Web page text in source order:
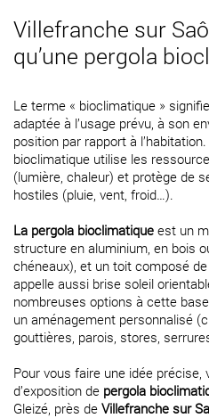
Villefranche sur
qu’une pergola
Le terme « bioclimatique »
adaptée à l’usage prévu, à son
position par rapport à
bioclimatique utilise les
(lumière, chaleur) et protège de
hostiles (pluie, vent, froid…).
La pergola bioclimatique est un
structure en aluminium, en bois
chéneaux), et un toit composé
appelle aussi brise soleil
nombreuses options à cette
un aménagement personnalisé
gouttières, parois, stores,
Pour vous faire une idée précise,
d’exposition de pergola
Gleizé, près de Villefranche sur